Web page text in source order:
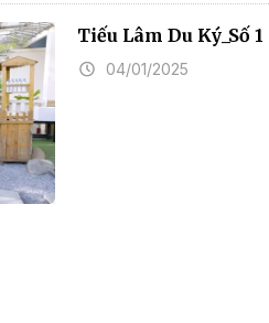
Tiếu Lâm Du Ký_Số 1
04/01/2025